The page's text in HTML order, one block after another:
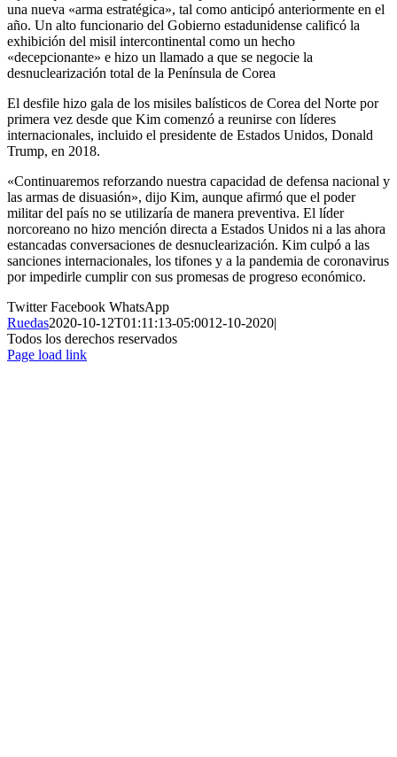
una nueva «arma estratégica», tal como anticipó anteriormente en el
año. Un alto funcionario del Gobierno estadunidense calificó la
exhibición del misil intercontinental como un hecho
«decepcionante» e hizo un llamado a que se negocie la
desnuclearización total de la Península de Corea
El desfile hizo gala de los misiles balísticos de Corea del Norte por
primera vez desde que Kim comenzó a reunirse con líderes
internacionales, incluido el presidente de Estados Unidos, Donald
Trump, en 2018.
«Continuaremos reforzando nuestra capacidad de defensa nacional y
las armas de disuasión», dijo Kim, aunque afirmó que el poder
militar del país no se utilizaría de manera preventiva. El líder
norcoreano no hizo mención directa a Estados Unidos ni a las ahora
estancadas conversaciones de desnuclearización. Kim culpó a las
sanciones internacionales, los tifones y a la pandemia de coronavirus
por impedirle cumplir con sus promesas de progreso económico.
TwitterFacebook WhatsApp
Ruedas2020-10-12T01:11:13-05:0012-10-2020|
Todos los derechos reservados
Page load link